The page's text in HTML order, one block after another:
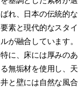
ばれ、日本の伝統的な
要素と現代的なスタイ
ルが融合しています。
特に、床には厚みのあ
る無垢材を使用し、天
井と壁には自然な風合